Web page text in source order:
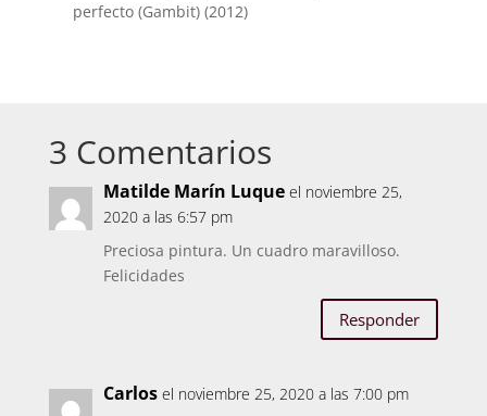
perfecto (Gambit) (2012)
3 Comentarios
Matilde Marín Luque el noviembre 25,
2020 a las 6:57 pm
Preciosa pintura. Un cuadro maravilloso.
Felicidades
Responder
Carlos el noviembre 25, 2020 a las 7:00 pm